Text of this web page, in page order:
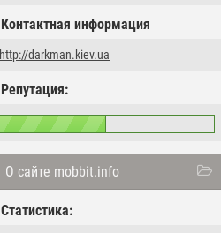
Контактная информация
http://darkman.kiev.ua
Репутация:
О сайте mobbit.info
Статистика: